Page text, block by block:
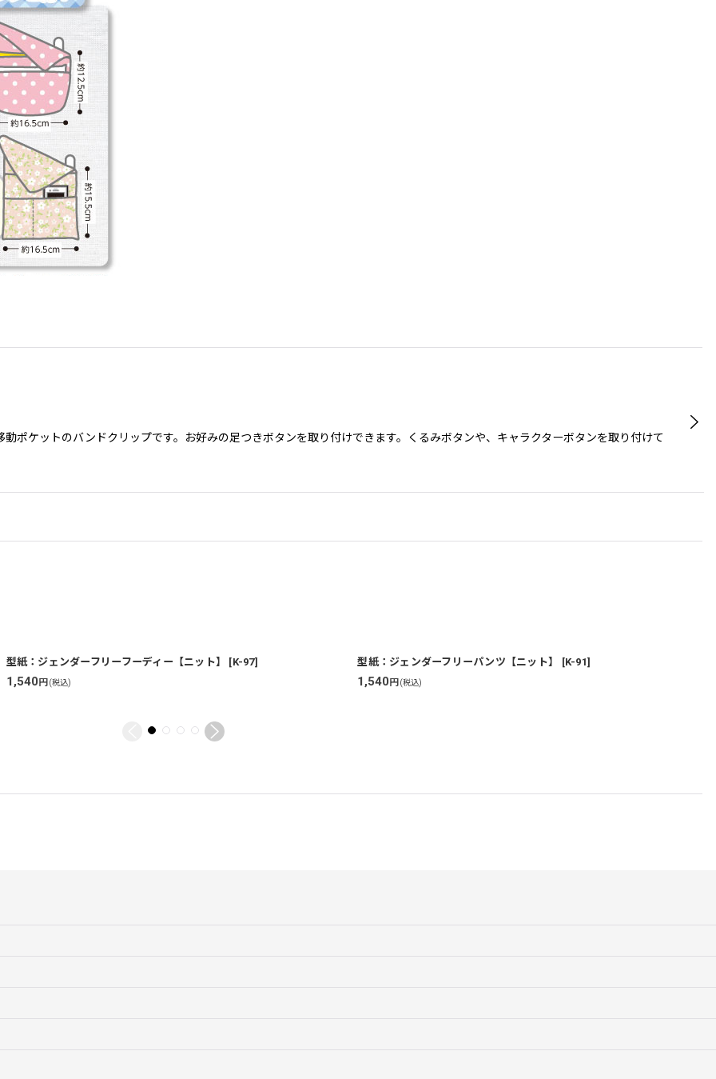
ポケットのバンドクリップです。お好みの足つきボタンを取り付けできます。くるみボタンや、キャラクターボタンを取り付けて
型紙：ジェンダーフリーフーディー【ニット】 [K-97]
1,540円 (税込)
型紙：ジェンダーフリーパンツ【ニット】 [K-91]
1,540円(税込)